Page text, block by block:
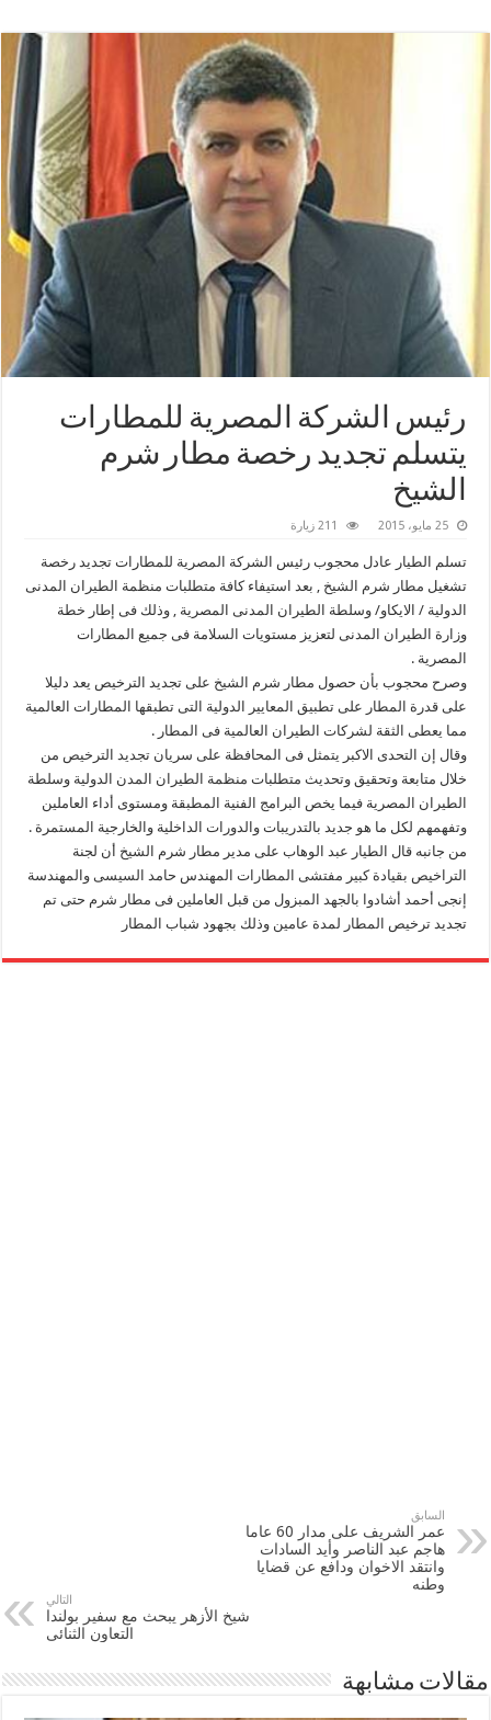
رئيس الشركة المصرية للمطارات
يتسلم تجديد رخصة مطار شرم
الشيخ
25 مايو، 2015 211 زيارة
تسلم الطيار عادل محجوب رئيس الشركة المصرية للمطارات تجديد رخصة
تشغيل مطار شرم الشيخ , بعد استيفاء كافة متطلبات منظمة الطيران المدنى
الدولية / الايكاو/ وسلطة الطيران المدنى المصرية , وذلك فى إطار خطة
وزارة الطيران المدنى لتعزيز مستويات السلامة فى جميع المطارات
المصرية .
وصرح محجوب بأن حصول مطار شرم الشيخ على تجديد الترخيص يعد دليلا
على قدرة المطار على تطبيق المعايير الدولية التى تطبقها المطارات العالمية
مما يعطى الثقة لشركات الطيران العالمية فى المطار .
وقال إن التحدى الاكبر يتمثل فى المحافظة على سريان تجديد الترخيص من
خلال متابعة وتحقيق وتحديث متطلبات منظمة الطيران المدن الدولية وسلطة
الطيران المصرية فيما يخص البرامج الفنية المطبقة ومستوى أداء العاملين
وتفهمهم لكل ما هو جديد بالتدريبات والدورات الداخلية والخارجية المستمرة .
من جانبه قال الطيار عبد الوهاب على مدير مطار شرم الشيخ أن لجنة
التراخيص بقيادة كبير مفتشى المطارات المهندس حامد السيسى والمهندسة
إنجى أحمد أشادوا بالجهد المبزول من قبل العاملين فى مطار شرم حتى تم
تجديد ترخيص المطار لمدة عامين وذلك بجهود شباب المطار
السابق
عمر الشريف على مدار 60 عاما
هاجم عبد الناصر وأيد السادات
وانتقد الاخوان ودافع عن قضايا
وطنه
التالي
شيخ الأزهر يبحث مع سفير بولندا
التعاون الثنائى
مقالات مشابهة